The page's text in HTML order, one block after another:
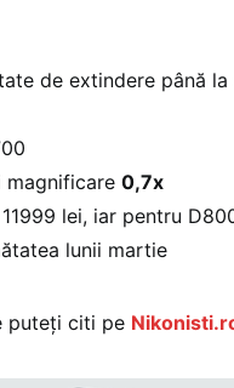
de extindere până
magnificare 0,7x
lei, iar pentru
lunii martie
puteți citi pe